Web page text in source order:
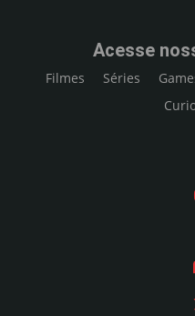
Acesse
Filmes Séries